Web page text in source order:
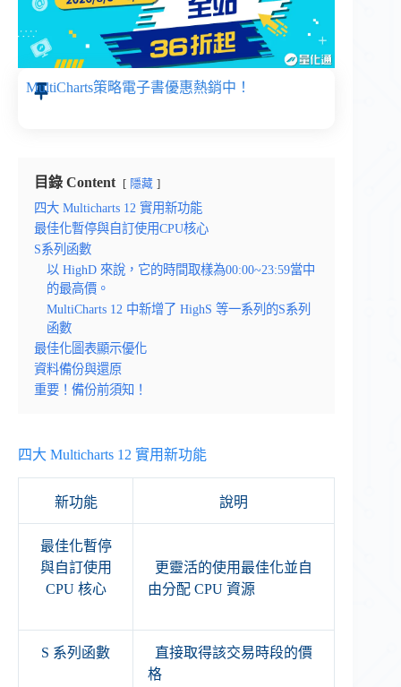
MultiCharts策略電子書優惠熱銷中！
目錄 Content 隱藏
四大 Multicharts 12 實用新功能
最佳化暫停與自訂使用CPU核心
S系列函數
以 HighD 來說，它的時間取樣為00:00~23:59當中
的最高價。
MultiCharts 12 中新增了 HighS 等一系列的S系列
函數
最佳化圖表顯示優化
資料備份與還原
重要！備份前須知！
四大 Multicharts 12 實用新功能
新功能 說明
最佳化暫停
與自訂使用
CPU 核心
更靈活的使用最佳化並自
由分配 CPU 資源
S 系列函數
直接取得該交易時段的價
格